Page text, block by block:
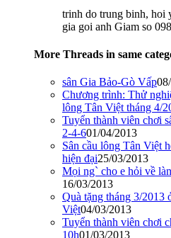
trinh do trung binh, hoi
gia goi anh Giam so
More Threads in same
sân Gia Bảo-Gò Vấp
Chương trình: Thử
lông Tân Việt tháng 4/
Tuyển thành viên chơi
2-4-601/04/2013
Sân cầu lông Tân Việt
hiện đại25/03/2013
Mọi ng` cho e hỏi về
16/03/2013
Quà tặng tháng 3/2013
Việt04/03/2013
Tuyển thành viên chơi
10h01/03/2013